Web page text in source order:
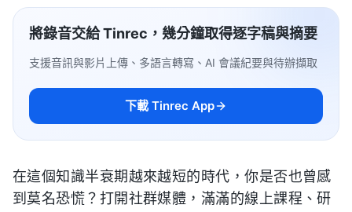
將錄音交給 Tinrec，幾分鐘取得逐字稿與摘要
支援音訊與影片上傳、多語言轉寫、AI 會議紀要與待辦擷取
下載 Tinrec App
在這個知識半衰期越來越短的時代，你是否也曾感
到莫名恐慌？打開社群媒體，滿滿的線上課程、研